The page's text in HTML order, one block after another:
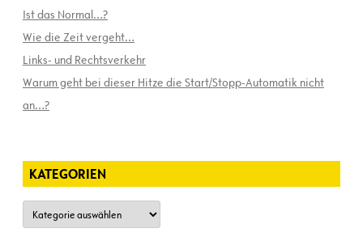
Ist das Normal…?
Wie die Zeit vergeht…
Links- und Rechtsverkehr
Warum geht bei dieser Hitze die Start/Stopp-Automatik nicht
an…?
KATEGORIEN
Kategorien